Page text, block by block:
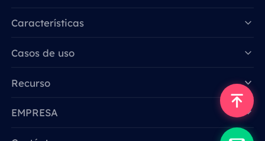
Características
Casos de uso
Recurso
EMPRESA